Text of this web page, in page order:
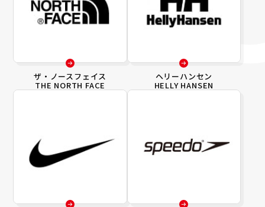
ザ・ノースフェイス
THE NORTH FACE
ヘリーハンセン
HELLY HANSEN